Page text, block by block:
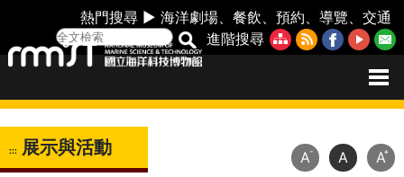
熱門搜尋 ►海洋劇場 、餐飲 、預約 、導覽 、交通
進階搜尋
::: 展示與活動 A- A A+